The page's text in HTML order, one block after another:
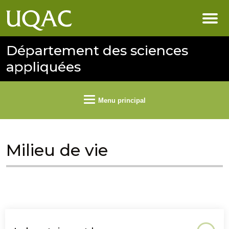
Département des sciences
appliquées
Menu principal
Milieu de vie